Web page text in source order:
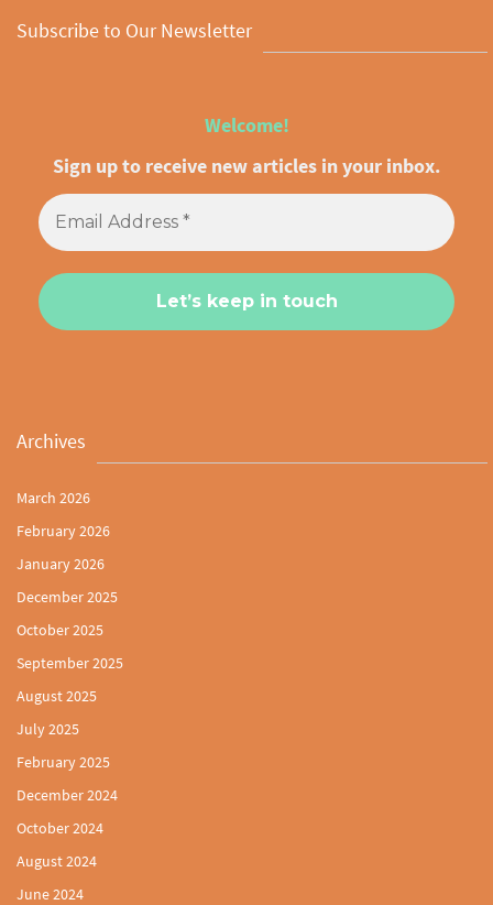
Subscribe to Our Newsletter
Welcome!
Sign up to receive new articles in your inbox.
Archives
March 2026
February 2026
January 2026
December 2025
October 2025
September 2025
August 2025
July 2025
February 2025
December 2024
October 2024
August 2024
June 2024